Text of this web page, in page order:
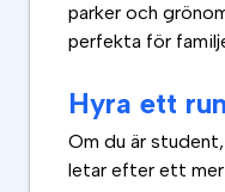
parker och
perfekta för
Hyra ett
Om du är
letar efter ett